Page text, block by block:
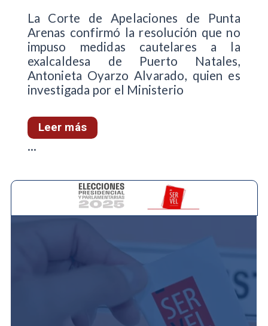
La Corte de Apelaciones de Punta
Arenas confirmó la resolución que no
impuso medidas cautelares a la
exalcaldesa de Puerto Natales,
Antonieta Oyarzo Alvarado, quien es
investigada por el Ministerio
Leer más
...